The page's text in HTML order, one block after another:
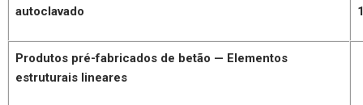
autoclavado
Produtos pré-fabricados de betão — Elementos
estruturais lineares